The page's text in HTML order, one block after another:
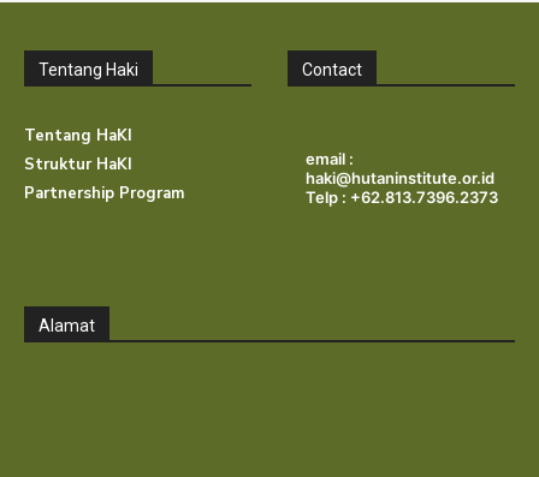
Tentang Haki
Tentang HaKI
Struktur HaKI
Partnership Program
Contact
email :
haki@hutaninstitute.or.id
Telp : +62.813.7396.2373
Alamat